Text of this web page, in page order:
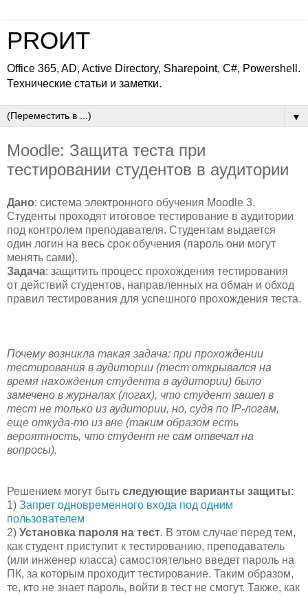
PROИТ
Office 365, AD, Active Directory, Sharepoint, C#, Powershell.
Технические статьи и заметки.
▼
Moodle: Защита теста при
тестировании студентов в аудитории
Дано: система электронного обучения Moodle 3.
Студенты проходят итоговое тестирование в аудитории
под контролем преподавателя. Студентам выдается
один логин на весь срок обучения (пароль они могут
менять сами).
Задача: защитить процесс прохождения тестирования
от действий студентов, направленных на обман и обход
правил тестирования для успешного прохождения теста.
Почему возникла такая задача: при прохождении
тестирования в аудитории (тест открывался на
время нахождения студента в аудитории) было
замечено в журналах (логах), что студент зашел в
тест не только из аудитории, но, судя по IP-логам,
еще откуда-то из вне (таким образом есть
вероятность, что студент не сам отвечал на
вопросы).
Решением могут быть следующие варианты защиты:
1) Запрет одновременного входа под одним
пользователем
2) Установка пароля на тест. В этом случае перед тем,
как студент приступит к тестированию, преподаватель
(или инженер класса) самостоятельно введет пароль на
ПК, за которым проходит тестирование. Таким образом,
те, кто не знает пароль, войти в тест не смогут. Также, как